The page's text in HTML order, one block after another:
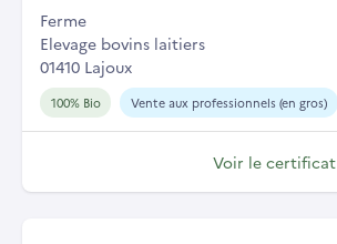
Ferme
Elevage bovins laitiers
01410 Lajoux
100% Bio Vente aux professionnels (en gros)
Voir le certificat